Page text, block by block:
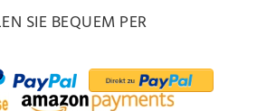
SIE BEQUEM PER